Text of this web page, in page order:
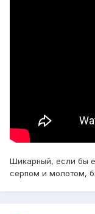
Шикарный, если бы
серпом и молотом,